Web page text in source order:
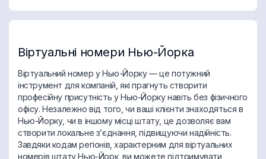
Віртуальні номери Нью-Йорка
Віртуальний номер у Нью-Йорку — це потужний
інструмент для компаній, які прагнуть створити
професійну присутність у Нью-Йорку навіть без фізичного
офісу. Незалежно від того, чи ваші клієнти знаходяться в
Нью-Йорку, чи в іншому місці штату, це дозволяє вам
створити локальне з’єднання, підвищуючи надійність.
Завдяки кодам регіонів, характерним для віртуальних
номерів штату Нью-Йорк, ви можете підтримувати